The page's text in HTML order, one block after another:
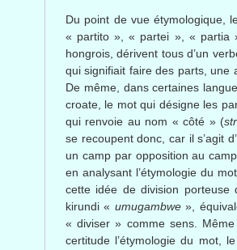
Du point de vue étymologique,
« partito », « partei », « partia
hongrois, dérivent tous d’un
qui signifiait faire des parts, une
De même, dans certaines
croate, le mot qui désigne les
qui renvoie au nom « côté » (
se recoupent donc, car il s’agit
un camp par opposition au
en analysant l’étymologie du
cette idée de division porteuse
kirundi « umugambwe»,
« diviser » comme sens.
certitude l’étymologie du mot,